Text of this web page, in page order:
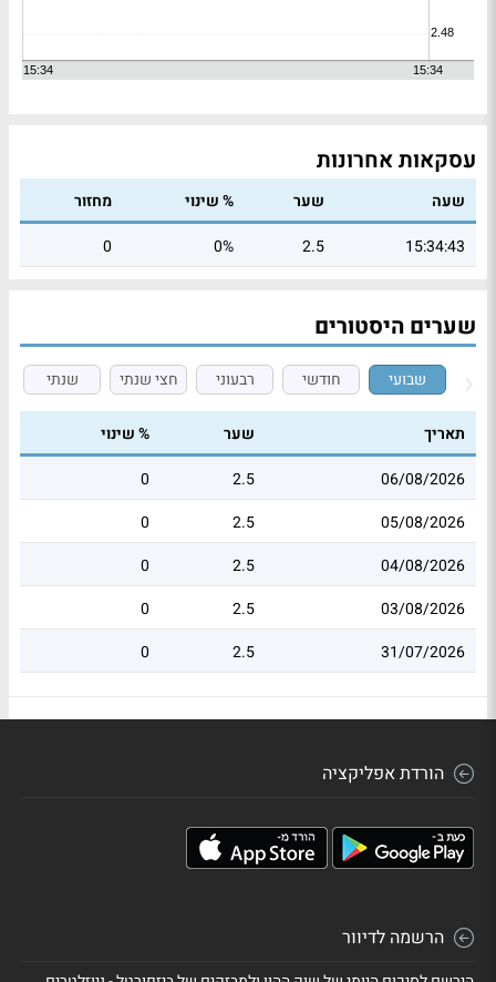
עסקאות אחרונות
שעה שער % שינוי
מחזור
15:34:43
2.5
0%
0
שערים היסטורים
שבועי חודשי רבעוני חצי שנתי שנתי
תאריך שער
% שינוי
06/08/2026
2.5
0
05/08/2026
2.5
0
04/08/2026
2.5
0
03/08/2026
2.5
0
31/07/2026
2.5
0
הורדת אפליקציה
הרשמה לדיוור